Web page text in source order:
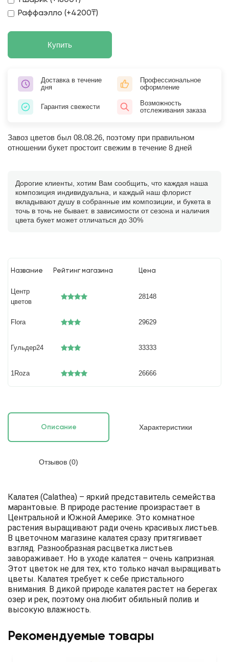
Раффаэлло (+4200₸)
Купить
Доставка в течение
дня
Профессиональное
оформление
Гарантия свежести
Возможность
отслеживания заказа
Завоз цветов был 08.08.26, поэтому при правильном
отношении букет простоит свежим в течение 8 дней
Дорогие клиенты, хотим Вам сообщить, что каждая наша
композиция индивидуальна, и каждый наш флорист
вкладывают душу в собранные им композиции, и букета в
точь в точь не бывает. в зависимости от сезона и наличия
цвета букет может отличаться до 30%
Название Рейтинг магазина Цена
Центр
цветов
28148
Flora 29629
Гульдер24 33333
1Roza 26666
Описание Характеристики
Отзывов (0)
Калатея (Calathea) – яркий представитель семейства
марантовые. В природе растение произрастает в
Центральной и Южной Америке. Это комнатное
растения выращивают ради очень красивых листьев.
В цветочном магазине калатея сразу притягивает
взгляд. Разнообразная расцветка листьев
завораживает. Но в уходе калатея – очень капризная.
Этот цветок не для тех, кто только начал выращивать
цветы. Калатея требует к себе пристального
внимания. В дикой природе калатея растет на берегах
озер и рек, поэтому она любит обильный полив и
высокую влажность.
Рекомендуемые товары